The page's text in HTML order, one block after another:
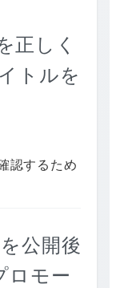
正しく
トルを
認するため
公開後
ロモー